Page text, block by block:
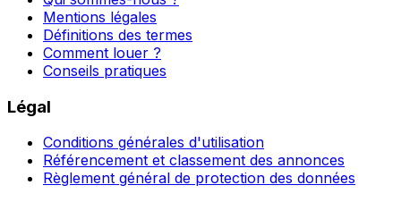
Mentions légales
Définitions des termes
Comment louer ?
Conseils pratiques
Légal
Conditions générales d'utilisation
Référencement et classement des annonces
Règlement général de protection des données